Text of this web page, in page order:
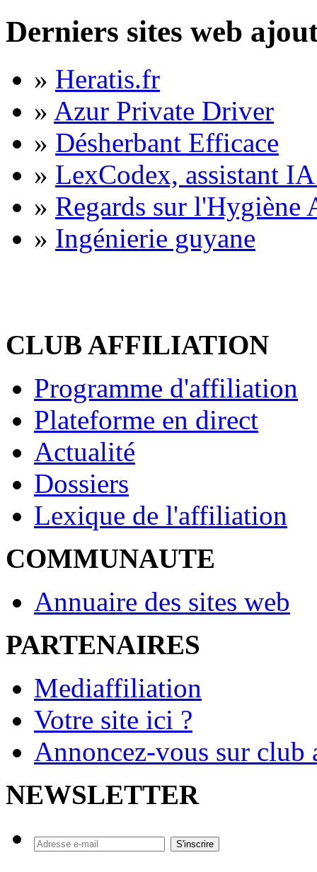
Derniers sites web
» Heratis.fr
» Azur Private Driver
» Désherbant Efficace
» LexCodex, assistant
» Regards sur l'Hygiène
» Ingénierie guyane
CLUB AFFILIATION
Programme d'affiliation
Plateforme en direct
Actualité
Dossiers
Lexique de l'affiliation
COMMUNAUTE
Annuaire des sites web
PARTENAIRES
Mediaffiliation
Votre site ici ?
Annoncez-vous sur
NEWSLETTER